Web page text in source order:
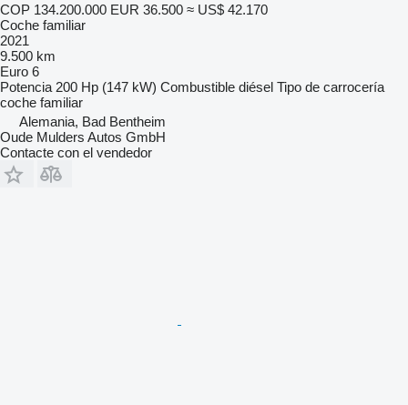
COP 134.200.000 EUR 36.500 ≈ US$ 42.170
Coche familiar
2021
9.500 km
Euro 6
Potencia 200 Hp (147 kW) Combustible diésel Tipo de carrocería
coche familiar
Alemania, Bad Bentheim
Oude Mulders Autos GmbH
Contacte con el vendedor